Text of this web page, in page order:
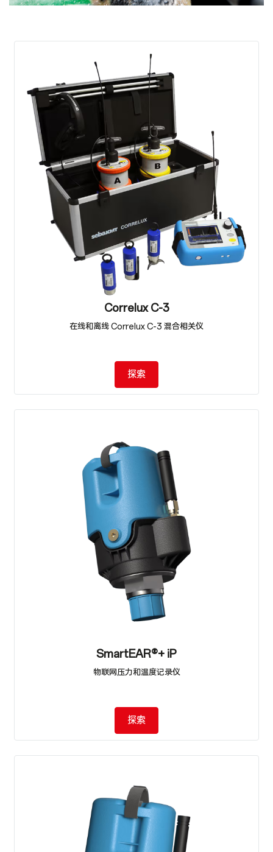
Correlux C-3
在线和离线 Correlux C-3 混合相关仪
探索
SmartEAR®+ iP
物联网压力和温度记录仪
探索